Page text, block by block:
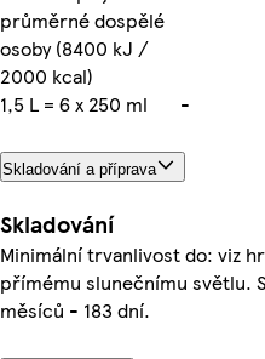
průměrné dospělé
osoby (8400 kJ /
2000 kcal)
1,5 L = 6 x 250 ml -
Skladování a příprava
Skladování
Minimální trvanlivost do: viz
přímému slunečnímu světlu.
měsíců - 183 dní.